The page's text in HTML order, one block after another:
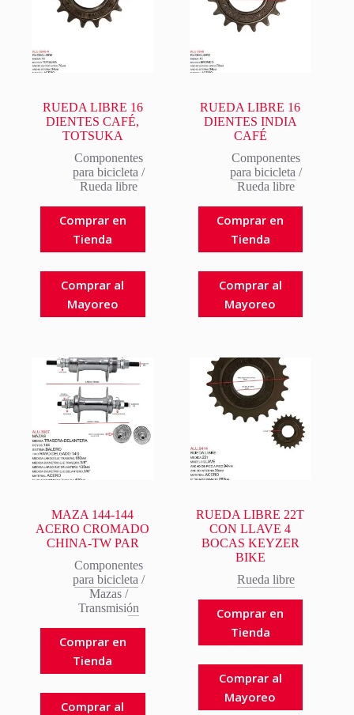
RUEDA LIBRE 16
DIENTES CAFÉ,
TOTSUKA
Componentes
para bicicleta /
Rueda libre
Comprar en
Tienda
Comprar al
Mayoreo
RUEDA LIBRE 16
DIENTES INDIA
CAFÉ
Componentes
para bicicleta /
Rueda libre
Comprar en
Tienda
Comprar al
Mayoreo
MAZA 144-144
ACERO CROMADO
CHINA-TW PAR
Componentes
para bicicleta /
Mazas/
Transmisión
Comprar en
Tienda
Comprar al
RUEDA LIBRE 22T
CON LLAVE 4
BOCAS KEYZER
BIKE
Rueda libre
Comprar en
Tienda
Comprar al
Mayoreo